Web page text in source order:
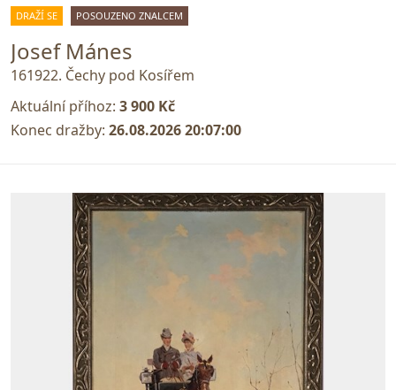
DRAŽÍ SE POSOUZENO ZNALCEM
Josef Mánes
161922. Čechy pod Kosířem
Aktuální příhoz: 3 900 Kč
Konec dražby: 26.08.2026 20:07:00